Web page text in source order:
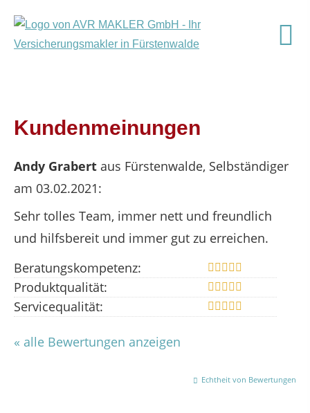
Kundenmeinungen
Andy Grabert aus Fürstenwalde, Selbständiger
am 03.02.2021:
Sehr tolles Team, immer nett und freundlich
und hilfsbereit und immer gut zu erreichen.
Beratungskompetenz:
Produktqualität:
Servicequalität:
« alle Bewertungen anzeigen
Echtheit von Bewertungen